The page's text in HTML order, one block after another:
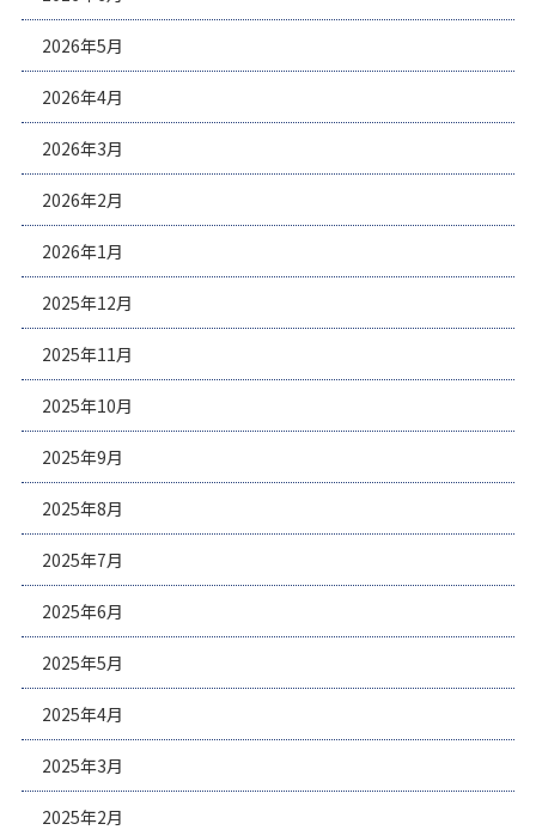
2026年5月
2026年4月
2026年3月
2026年2月
2026年1月
2025年12月
2025年11月
2025年10月
2025年9月
2025年8月
2025年7月
2025年6月
2025年5月
2025年4月
2025年3月
2025年2月